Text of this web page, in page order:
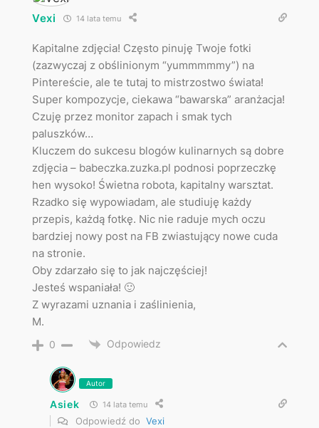
Vexi 14 lata temu
Kapitalne zdjęcia! Często pinuję Twoje fotki
(zazwyczaj z obślinionym “yummmmmy”) na
Pintereście, ale te tutaj to mistrzostwo świata!
Super kompozycje, ciekawa “bawarska” aranżacja!
Czuję przez monitor zapach i smak tych
paluszków…
Kluczem do sukcesu blogów kulinarnych są dobre
zdjęcia – babeczka.zuzka.pl podnosi poprzeczkę
hen wysoko! Świetna robota, kapitalny warsztat.
Rzadko się wypowiadam, ale studiuję każdy
przepis, każdą fotkę. Nic nie raduje mych oczu
bardziej nowy post na FB zwiastujący nowe cuda
na stronie.
Oby zdarzało się to jak najczęściej!
Jesteś wspaniała! 🙂
Z wyrazami uznania i zaślinienia,
M.
0 Odpowiedz
Autor
Asiek 14 lata temu
Odpowiedź do Vexi